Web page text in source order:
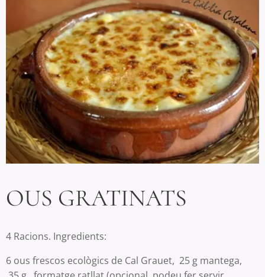
OUS GRATINATS
4 Racions. Ingredients:
6 ous frescos ecològics de Cal Grauet, 25 g mantega,